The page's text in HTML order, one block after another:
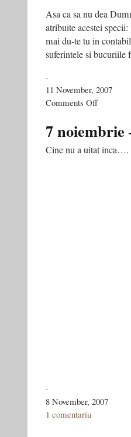
Asa ca sa nu dea
atribuite acestei
mai du-te tu in
suferintele si bucuriile
-
11 November, 2007
Comments Offon
fara
7 noiembrie
Cine nu a uitat
-
8 November, 2007
1 comentariu